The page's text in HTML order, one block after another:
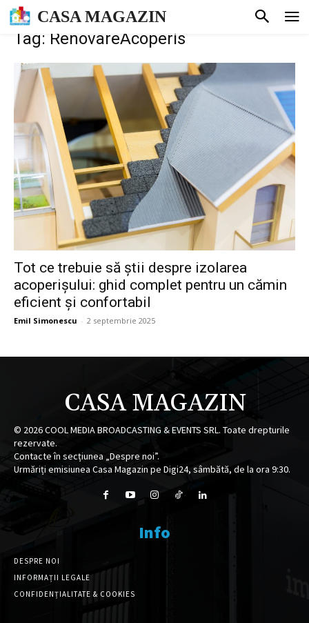
CASA MAGAZIN
Tag: RenovareAcoperis
Tot ce trebuie să știi despre izolarea
acoperișului: ghid complet pentru un cămin
eficient și confortabil
Emil Simonescu - 2 septembrie 2025
CASA MAGAZIN
© 2026COOL MEDIA BROADCASTING & EVENTS SRL. Toate drepturile
rezervate.
Contacte în secțiunea „Despre noi”.
Urmăriți emisiunea Casa Magazin pe Digi24, sâmbătă, de la ora 9:30.
Info
DESPRE NOI
INFORMAȚII LEGALE
CONFIDENȚIALITATE & COOKIES